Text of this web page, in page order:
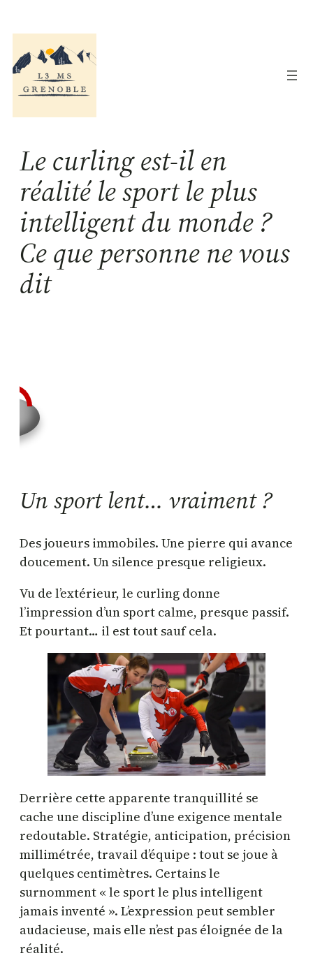
au
contenu
Le curling est-il en
réalité le sport le plus
intelligent du monde ?
Ce que personne ne vous
dit
Un sport lent… vraiment ?
Des joueurs immobiles. Une pierre qui avance
doucement. Un silence presque religieux.
Vu de l’extérieur, le curling donne
l’impression d’un sport calme, presque passif.
Et pourtant… il est tout sauf cela.
Derrière cette apparente tranquillité se
cache une discipline d’une exigence mentale
redoutable. Stratégie, anticipation, précision
millimétrée, travail d’équipe : tout se joue à
quelques centimètres. Certains le
surnomment « le sport le plus intelligent
jamais inventé ». L’expression peut sembler
audacieuse, mais elle n’est pas éloignée de la
réalité.